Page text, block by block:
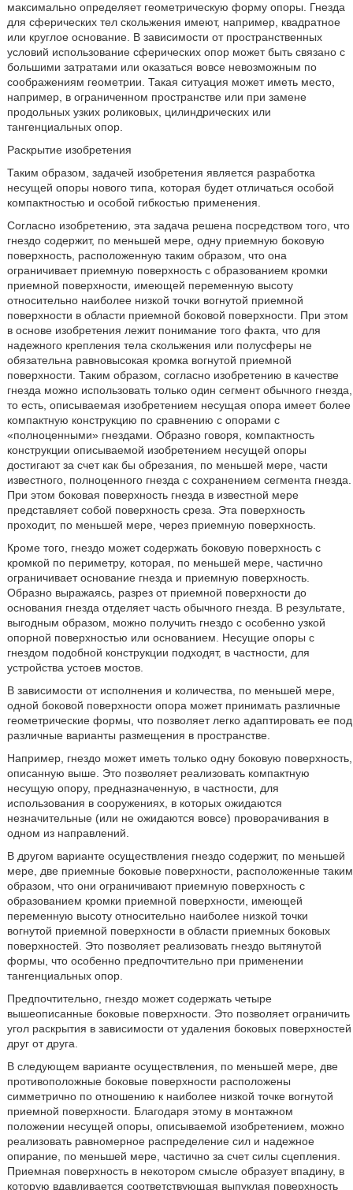
максимально определяет геометрическую форму опоры. Гнезда
для сферических тел скольжения имеют, например, квадратное
или круглое основание. В зависимости от пространственных
условий использование сферических опор может быть связано с
большими затратами или оказаться вовсе невозможным по
соображениям геометрии. Такая ситуация может иметь место,
например, в ограниченном пространстве или при замене
продольных узких роликовых, цилиндрических или
тангенциальных опор.
Раскрытие изобретения
Таким образом, задачей изобретения является разработка
несущей опоры нового типа, которая будет отличаться особой
компактностью и особой гибкостью применения.
Согласно изобретению, эта задача решена посредством того, что
гнездо содержит, по меньшей мере, одну приемную боковую
поверхность, расположенную таким образом, что она
ограничивает приемную поверхность с образованием кромки
приемной поверхности, имеющей переменную высоту
относительно наиболее низкой точки вогнутой приемной
поверхности в области приемной боковой поверхности. При этом
в основе изобретения лежит понимание того факта, что для
надежного крепления тела скольжения или полусферы не
обязательна равновысокая кромка вогнутой приемной
поверхности. Таким образом, согласно изобретению в качестве
гнезда можно использовать только один сегмент обычного гнезда,
то есть, описываемая изобретением несущая опора имеет более
компактную конструкцию по сравнению с опорами с
«полноценными» гнездами. Образно говоря, компактность
конструкции описываемой изобретением несущей опоры
достигают за счет как бы обрезания, по меньшей мере, части
известного, полноценного гнезда с сохранением сегмента гнезда.
При этом боковая поверхность гнезда в известной мере
представляет собой поверхность среза. Эта поверхность
проходит, по меньшей мере, через приемную поверхность.
Кроме того, гнездо может содержать боковую поверхность с
кромкой по периметру, которая, по меньшей мере, частично
ограничивает основание гнезда и приемную поверхность.
Образно выражаясь, разрез от приемной поверхности до
основания гнезда отделяет часть обычного гнезда. В результате,
выгодным образом, можно получить гнездо с особенно узкой
опорной поверхностью или основанием. Несущие опоры с
гнездом подобной конструкции подходят, в частности, для
устройства устоев мостов.
В зависимости от исполнения и количества, по меньшей мере,
одной боковой поверхности опора может принимать различные
геометрические формы, что позволяет легко адаптировать ее под
различные варианты размещения в пространстве.
Например, гнездо может иметь только одну боковую поверхность,
описанную выше. Это позволяет реализовать компактную
несущую опору, предназначенную, в частности, для
использования в сооружениях, в которых ожидаются
незначительные (или не ожидаются вовсе) проворачивания в
одном из направлений.
В другом варианте осуществления гнездо содержит, по меньшей
мере, две приемные боковые поверхности, расположенные таким
образом, что они ограничивают приемную поверхность с
образованием кромки приемной поверхности, имеющей
переменную высоту относительно наиболее низкой точки
вогнутой приемной поверхности в области приемных боковых
поверхностей. Это позволяет реализовать гнездо вытянутой
формы, что особенно предпочтительно при применении
тангенциальных опор.
Предпочтительно, гнездо может содержать четыре
вышеописанные боковые поверхности. Это позволяет ограничить
угол раскрытия в зависимости от удаления боковых поверхностей
друг от друга.
В следующем варианте осуществления, по меньшей мере, две
противоположные боковые поверхности расположены
симметрично по отношению к наиболее низкой точке вогнутой
приемной поверхности. Благодаря этому в монтажном
положении несущей опоры, описываемой изобретением, можно
реализовать равномерное распределение сил и надежное
опирание, по меньшей мере, частично за счет силы сцепления.
Приемная поверхность в некотором смысле образует впадину, в
которую вдавливается соответствующая выпуклая поверхность